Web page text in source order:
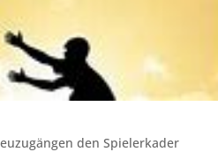
den Spielerkader